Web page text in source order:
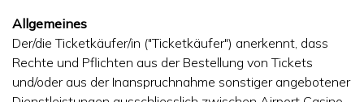
Allgemeines
Der/die Ticketkäufer/in ("Ticketkäufer") anerkennt, dass
Rechte und Pflichten aus der Bestellung von Tickets
und/oder aus der Inanspruchnahme sonstiger angebotener